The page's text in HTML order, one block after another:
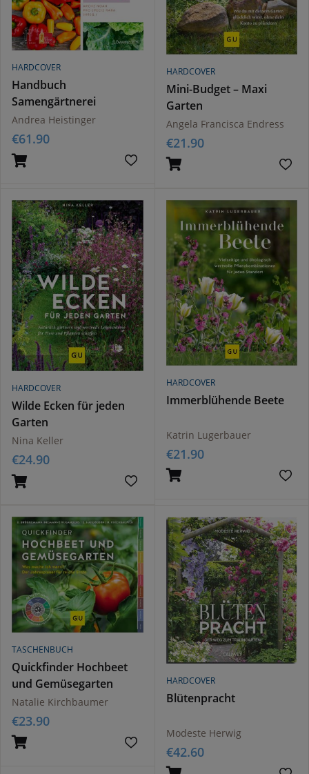
HARDCOVER
Handbuch
Samengärtnerei
Andrea Heistinger
€61.90
HARDCOVER
Mini-Budget – Maxi
Garten
Angela Francisca Endress
€21.90
HARDCOVER
Wilde Ecken für jeden
Garten
Nina Keller
€24.90
HARDCOVER
Immerblühende Beete
Katrin Lugerbauer
€21.90
TASCHENBUCH
Quickfinder Hochbeet
und Gemüsegarten
Natalie Kirchbaumer
€23.90
HARDCOVER
Blütenpracht
Modeste Herwig
€42.60